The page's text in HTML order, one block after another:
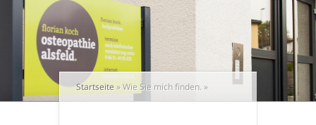
Startseite »Wie Sie mich finden. »